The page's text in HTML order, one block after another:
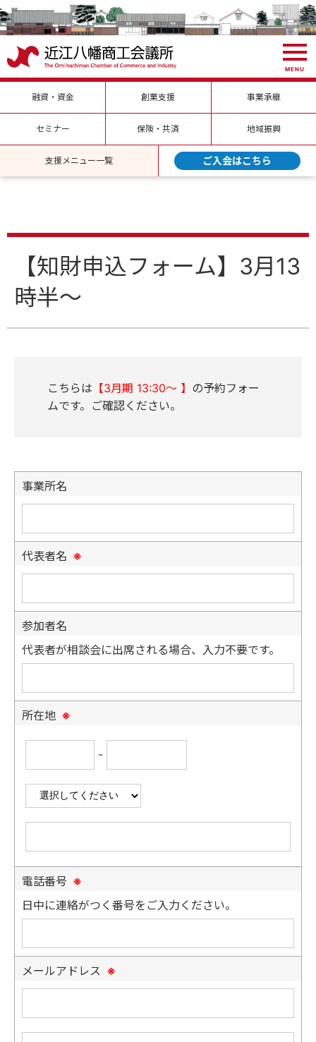
MENU
融資・資金 創業支援 事業承継
セミナー 保険・共済 地域振興
支援メニュー一覧 ご入会はこちら
【知財申込フォーム】3月13
時半～
こちらは 【3月期 13:30～ 】 の予約フォー
ムです。ご確認ください。
事業所名
代表者名 ※
参加者名
代表者が相談会に出席される場合、入力不要です。
所在地 ※
-
電話番号 ※
日中に連絡がつく番号をご入力ください。
メールアドレス ※